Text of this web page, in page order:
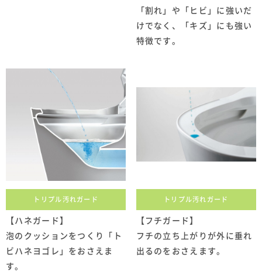
「割れ」や「ヒビ」に強いだ
けでなく、「キズ」にも強い
特徴です。
トリプル汚れガード
【ハネガード】
泡のクッションをつくり「ト
ビハネヨゴレ」をおさえま
す。
トリプル汚れガード
【フチガード】
フチの立ち上がりが外に垂れ
出るのをおさえます。